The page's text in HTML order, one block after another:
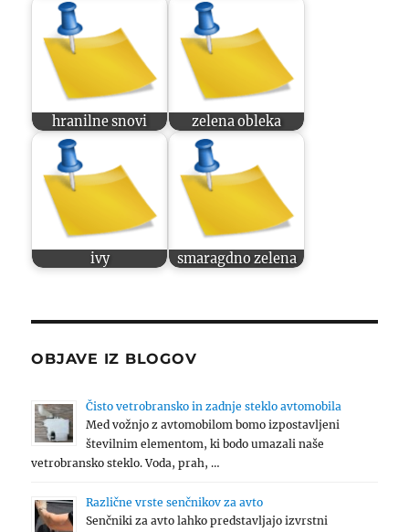
hranilne snovi zelena obleka
ivy smaragdno zelena
OBJAVE IZ BLOGOV
Čisto vetrobransko in zadnje steklo avtomobila
Med vožnjo z avtomobilom bomo izpostavljeni
številnim elementom, ki bodo umazali naše
vetrobransko steklo. Voda, prah, …
Različne vrste senčnikov za avto
Senčniki za avto lahko predstavljajo izvrstni